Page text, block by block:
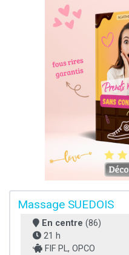
Massage SUEDOIS
En centre (86)
21 h
FIF PL, OPCO